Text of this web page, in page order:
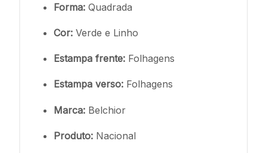
Forma: Quadrada
Cor: Verde e Linho
Estampa frente: Folhagens
Estampa verso: Folhagens
Marca: Belchior
Produto: Nacional